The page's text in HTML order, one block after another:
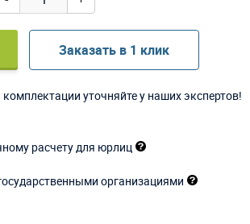
Заказать в 1 клик
уточняйте у наших экспертов!
расчету для юрлиц
организациями